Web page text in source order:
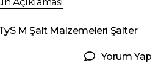
M Şalt Malzemeleri Şalter
Yorum Yap